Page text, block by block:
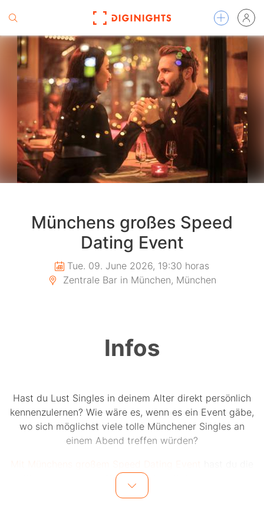
Münchens großes Speed
Dating Event
Tue. 09. June 2026, 19:30 horas
Zentrale Bar in München, München
Infos
Hast du Lust Singles in deinem Alter direkt persönlich
kennenzulernen? Wie wäre es, wenn es ein Event gäbe,
wo sich möglichst viele tolle Münchener Singles an
einem Abend treffen würden?
Chance auf bis zu 15 einzigartige Dates an einem
Abend.